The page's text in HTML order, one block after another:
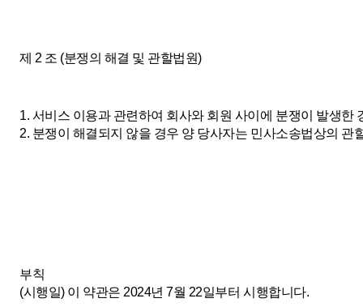
제 2 조 (분쟁의 해결 및 관할법원)
1. 서비스 이용과 관련하여 회사와 회원 사이에 분쟁이 발생
2. 분쟁이 해결되지 않을 경우 양 당사자는 민사소송법상의 관
부칙
(시행일) 이 약관은 2024년 7월 22일부터 시행합니다.